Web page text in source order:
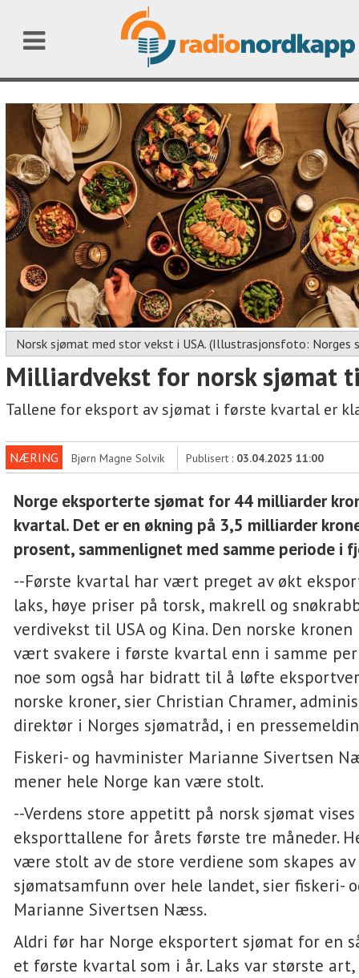
Norsk sjømat med stor vekst i USA. (Illustrasjonsfoto: Norges
Milliardvekst for norsk sjømat
Tallene for eksport av sjømat i første kvartal er
NÆRING Bjørn Magne Solvik Publisert : 03.04.2025 11:00
Norge eksporterte sjømat for 44 milliarder
kvartal. Det er en økning på 3,5 milliarder
prosent, sammenlignet med samme periode i
--Første kvartal har vært preget av økt
laks, høye priser på torsk, makrell og
verdivekst til USA og Kina. Den norske
vært svakere i første kvartal enn i samme
noe som også har bidratt til å løfte
norske kroner, sier Christian Chramer,
direktør i Norges sjømatråd, i en
Fiskeri- og havminister Marianne Sivertsen
mener hele Norge kan være stolt.
--Verdens store appetitt på norsk sjømat
eksporttallene for årets første tre måneder.
være stolt av de store verdiene som skapes
sjømatsamfunn over hele landet, sier fiskeri-
Marianne Sivertsen Næss.
Aldri før har Norge eksportert sjømat for en
et første kvartal som i år. Laks var største art,